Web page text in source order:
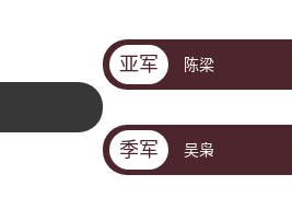
亚军 陈梁
季军 吴枭